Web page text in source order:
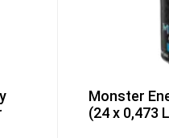
Monster
(24 x 0,473